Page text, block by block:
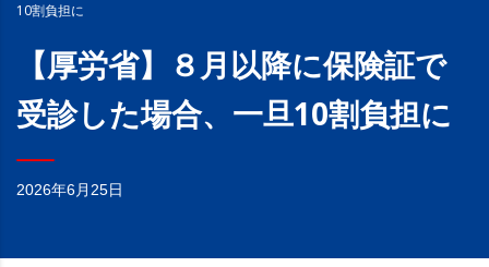
10割負担に
【厚労省】８月以降に保険証で
受診した場合、一旦10割負担に
2026年6月25日